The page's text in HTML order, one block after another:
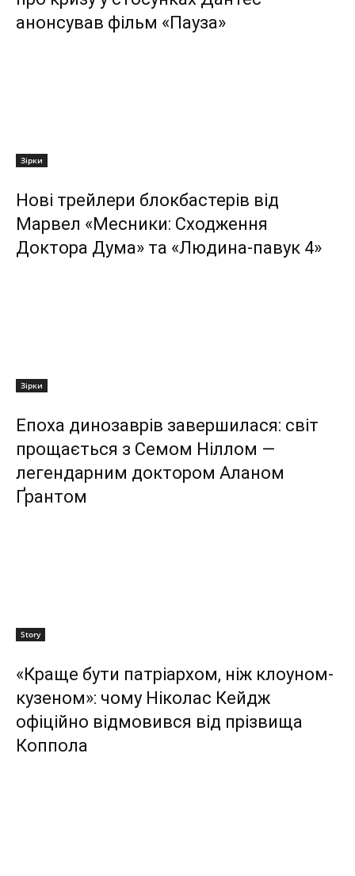
анонсував фільм «Пауза»
Зірки
Нові трейлери блокбастерів від
Марвел «Месники: Сходження
Доктора Дума» та «Людина-павук 4»
Зірки
Епоха динозаврів завершилася: світ
прощається з Семом Ніллом —
легендарним доктором Аланом
Ґрантом
Story
«Краще бути патріархом, ніж клоуном-
кузеном»: чому Ніколас Кейдж
офіційно відмовився від прізвища
Коппола